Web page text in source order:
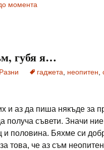
момента
губя я…
Разни гаджета неопитен
и аз да пиша някъде за
получа съвети. Значи
и половина. Бяхме си
това, че аз съм